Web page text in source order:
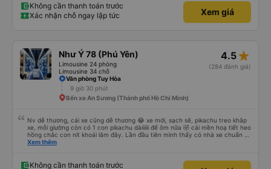
Không cần thanh toán trước
Xác nhận chỗ ngay lập tức
Xem giá
Như Ý 78 (Phú Yên)
Limousine 24 phòng
Limousine 34 chỗ
4.5 star_rate
(284 đánh giá)
Văn phòng Tuy Hòa
9 giờ 30 phút
Bến xe An Sương (Thành phố Hồ Chí Minh)
Nv dễ thương, cái xe cũng dễ thương 😂 xe mới, sạch sẽ, pikachu treo khắp
xe, mỗi giường còn có 1 con pikachu dàiiiiii để ôm nữa 🤣 cái mền hoạ tiết heo
hồng chắc con nít khoái lắm đây. Lần đầu tiên mình thấy có nhà xe chuẩn bị
cả bàn chải đánh răng. Có 2 ông bà cụ lên xe còn được nv dẫn tới tận nơi để
Xem thêm
Không cần thanh toán trước